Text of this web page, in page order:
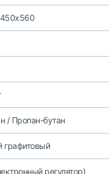
/ Пропан-бутан
графитовый
регулятор)